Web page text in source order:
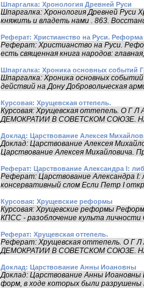
Шпаргалка: Хронология Древней Руси
Шпаргалка: Хронология Древней Руси
княжить и владеть нами . 863.
Реферат: Христианство на Руси. Реформа
Реферат: Христианство на Руси.
есть священная книга народов:
Шпаргалка: Хроника основных событий
Шпаргалка: Хроника основных
действий на Дону Добровольческая
Курсовая: Хрущевская оттепель.
Курсовая: Хрущевская оттепель. О Г
ДЕМОКРАТИИ В СОВЕТСКОМ СОЮЗЕ.
Доклад: Царствование Алексея
Доклад: Царствование Алексея
Царствование Алексея Михайловича.
Реферат: Царствование Александра I:
Реферат: Царствование Александра I:
консервативный слом Если Петр I
Курсовая: Хрущевские реформы
Курсовая: Хрущевские реформы
КПСС - разоблочение культа личности
Реферат: Хрущевская оттепель.
Реферат: Хрущевская оттепель. О Г
ДЕМОКРАТИИ В СОВЕТСКОМ СОЮЗЕ.
Доклад: Царствование Анны Иоановны
Доклад: Царствование Анны
форм, в ходе которых были